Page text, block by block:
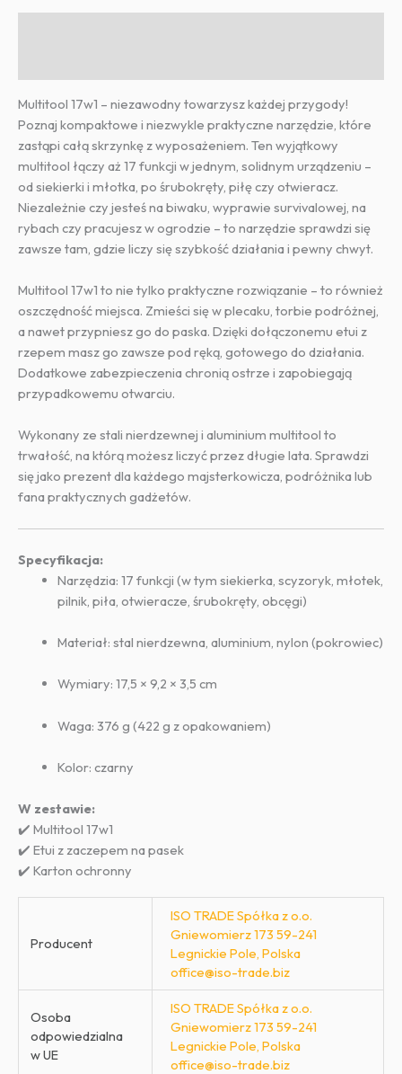
Multitool 17w1 – niezawodny towarzysz każdej przygody!
Poznaj kompaktowe i niezwykle praktyczne narzędzie, które
zastąpi całą skrzynkę z wyposażeniem. Ten wyjątkowy
multitool łączy aż 17 funkcji w jednym, solidnym urządzeniu –
od siekierki i młotka, po śrubokręty, piłę czy otwieracz.
Niezależnie czy jesteś na biwaku, wyprawie survivalowej, na
rybach czy pracujesz w ogrodzie – to narzędzie sprawdzi się
zawsze tam, gdzie liczy się szybkość działania i pewny chwyt.
Multitool 17w1 to nie tylko praktyczne rozwiązanie – to również
oszczędność miejsca. Zmieści się w plecaku, torbie podróżnej,
a nawet przypniesz go do paska. Dzięki dołączonemu etui z
rzepem masz go zawsze pod ręką, gotowego do działania.
Dodatkowe zabezpieczenia chronią ostrze i zapobiegają
przypadkowemu otwarciu.
Wykonany ze stali nierdzewnej i aluminium multitool to
trwałość, na którą możesz liczyć przez długie lata. Sprawdzi
się jako prezent dla każdego majsterkowicza, podróżnika lub
fana praktycznych gadżetów.
Specyfikacja:
Narzędzia: 17 funkcji (w tym siekierka, scyzoryk, młotek,
pilnik, piła, otwieracze, śrubokręty, obcęgi)
Materiał: stal nierdzewna, aluminium, nylon (pokrowiec)
Wymiary: 17,5 × 9,2 × 3,5 cm
Waga: 376 g (422 g z opakowaniem)
Kolor: czarny
W zestawie:
✔️ Multitool 17w1
✔️ Etui z zaczepem na pasek
✔️ Karton ochronny
Producent
ISO TRADE Spółka z o.o.
Gniewomierz 173 59-241
Legnickie Pole, Polska
office@iso-trade.biz
Osoba
odpowiedzialna
w UE
ISO TRADE Spółka z o.o.
Gniewomierz 173 59-241
Legnickie Pole, Polska
office@iso-trade.biz